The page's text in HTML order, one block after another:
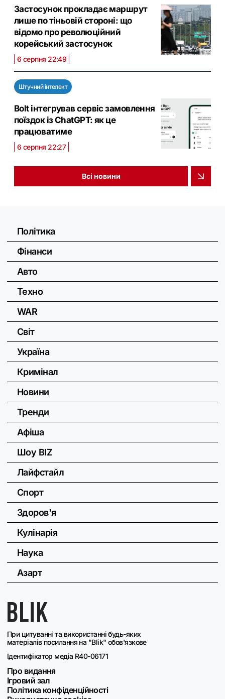
Застосунок прокладає маршрут
лише по тіньовій стороні: що
відомо про революційний
корейський застосунок
6 серпня 22:49
Штучний інтелект
Bolt інтегрував сервіс замовлення
поїздок із ChatGPT: як це
працюватиме
6 серпня 22:27
Всі новини
При цитуванні та використанні будь-яких
матеріалів посилання на "Blik" обов'язкове
Ідентифікатор медіа R40-06171
Про видання
Ігровий зал
Політика конфіденційності
Політика
Фінанси
Авто
Техно
WAR
Світ
Україна
Кримінал
Новини
Тренди
Афіша
Шоу BIZ
Лайфстайл
Спорт
Здоров'я
Кулінарія
Наука
Азарт